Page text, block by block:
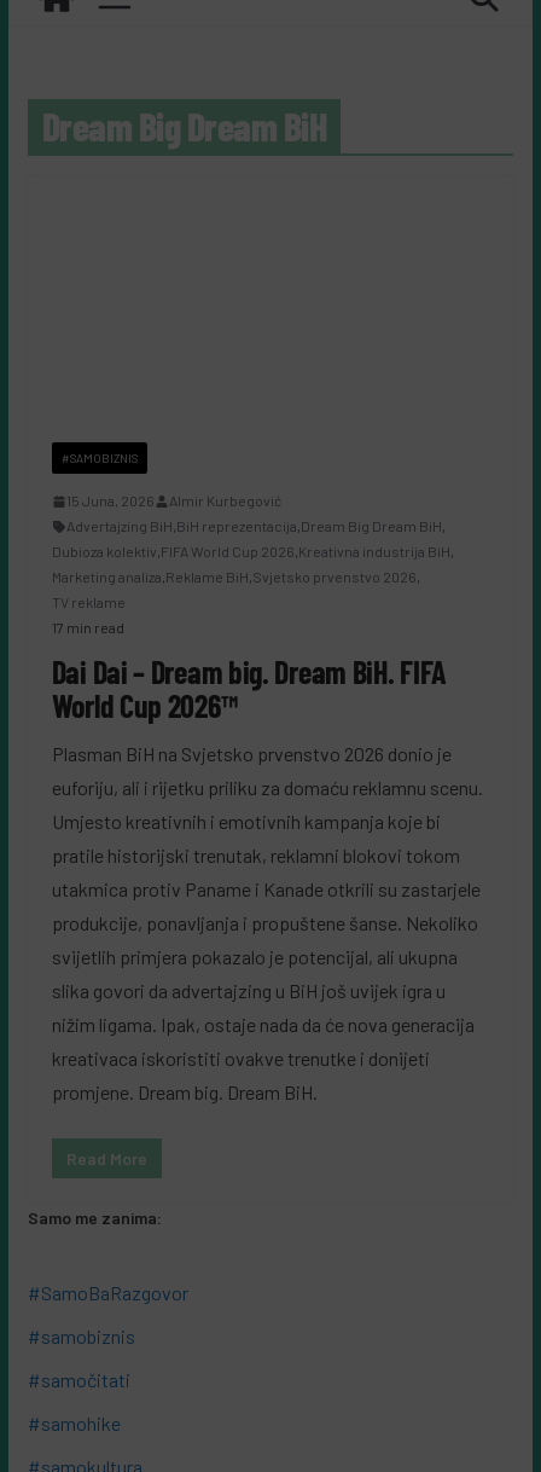
Dream Big Dream BiH
#SAMOBIZNIS
15 Juna, 2026
Almir Kurbegović
Advertajzing BiH,BiH reprezentacija,Dream Big Dream BiH,
Dubioza kolektiv,FIFA World Cup 2026,Kreativna industrija BiH,
Marketing analiza,Reklame BiH,Svjetsko prvenstvo 2026,
TV reklame
17 min read
Dai Dai – Dream big. Dream BiH. FIFA
World Cup 2026™
Plasman BiH na Svjetsko prvenstvo 2026 donio je
euforiju, ali i rijetku priliku za domaću reklamnu scenu.
Umjesto kreativnih i emotivnih kampanja koje bi
pratile historijski trenutak, reklamni blokovi tokom
utakmica protiv Paname i Kanade otkrili su zastarjele
produkcije, ponavljanja i propuštene šanse. Nekoliko
svijetlih primjera pokazalo je potencijal, ali ukupna
slika govori da advertajzing u BiH još uvijek igra u
nižim ligama. Ipak, ostaje nada da će nova generacija
kreativaca iskoristiti ovakve trenutke i donijeti
promjene. Dream big. Dream BiH.
Read More
Samo me zanima:
#SamoBaRazgovor
#samobiznis
#samočitati
#samohike
#samokultura